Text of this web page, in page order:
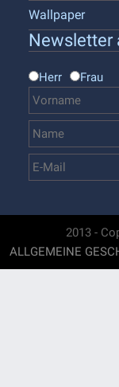
Wallpaper
Newsletter
Herr Frau
2013 -
ALLGEMEINE